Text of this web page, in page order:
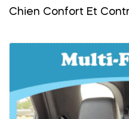
Chien Confort Et